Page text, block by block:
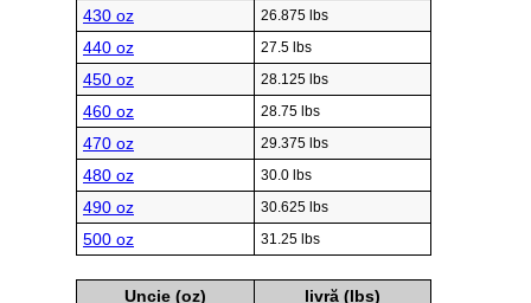
430 oz 26.875 lbs
440 oz 27.5 lbs
450 oz 28.125 lbs
460 oz 28.75 lbs
470 oz 29.375 lbs
480 oz 30.0 lbs
490 oz 30.625 lbs
500 oz 31.25 lbs
Uncie (oz) livră (lbs)